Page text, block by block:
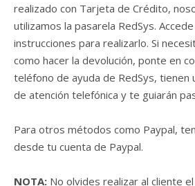
realizado con Tarjeta de Crédito,
utilizamos la pasarela RedSys.
instrucciones para realizarlo. Si
como hacer la devolución, ponte en
teléfono de ayuda de RedSys, tienen
de atención telefónica y te guiarán
Para otros métodos como Paypal,
desde tu cuenta de Paypal.
NOTA: No olvides realizar al cliente